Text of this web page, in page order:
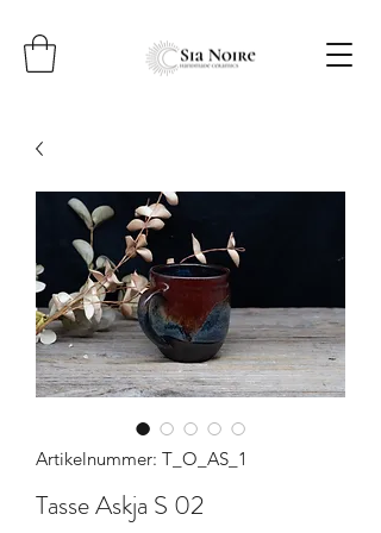
Artikelnummer: T_O_AS_1
Tasse Askja S 02